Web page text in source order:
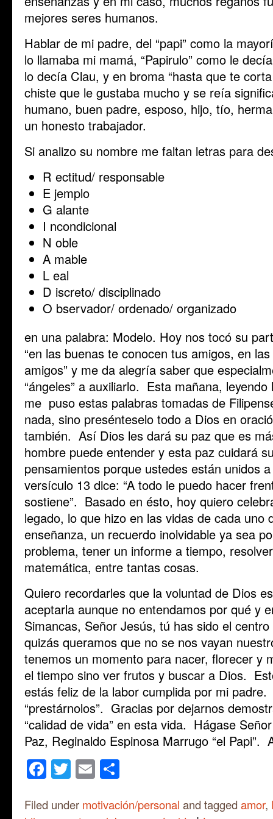
mejores seres humanos.
Hablar de mi padre, del “papi” como la
lo llamaba mi mamá, “Papirulo” como le
lo decía Clau, y en broma “hasta que te
chiste que le gustaba mucho y se reía
humano, buen padre, esposo, hijo, tío,
un honesto trabajador.
Si analizo su nombre me faltan letras para
R ectitud/ responsable
E jemplo
G alante
I ncondicional
N oble
A mable
L eal
D iscreto/ disciplinado
O bservador/ ordenado/ organizado
en una palabra: Modelo. Hoy nos tocó su
“en las buenas te conocen tus amigos, en
amigos” y me da alegría saber que
“ángeles” a auxiliarlo. Esta mañana,
me puso estas palabras tomadas de
nada, sino presénteselo todo a Dios en
también. Así Dios les dará su paz que es
hombre puede entender y esta paz cuidará
pensamientos porque ustedes están unidos
versículo 13 dice: “A todo le puedo hacer
sostiene”. Basado en ésto, hoy quiero
legado, lo que hizo en las vidas de cada uno
enseñanza, un recuerdo inolvidable ya sea
problema, tener un informe a tiempo,
matemática, entre tantas cosas.
Quiero recordarles que la voluntad de Dios
aceptarla aunque no entendamos por qué y
Simancas, Señor Jesús, tú has sido el
quizás queramos que no se nos vayan
tenemos un momento para nacer, florecer y
el tiempo sino ver frutos y buscar a Dios.
estás feliz de la labor cumplida por mi
“prestárnolos”. Gracias por dejarnos
“calidad de vida” en esta vida. Hágase
Paz, Reginaldo Espinosa Marrugo “el Papi”.
Facebook
Twitter
Email
Filed under motivación/personal and tagged amor,